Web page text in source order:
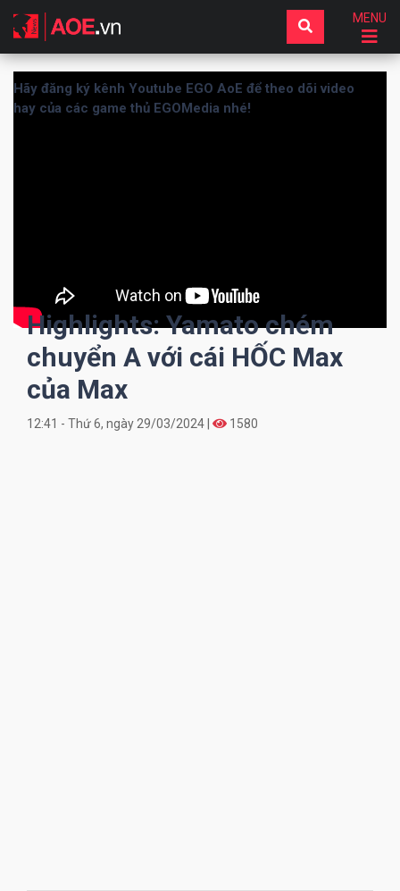
MENU
Hãy đăng ký kênh Youtube EGO AoE để theo dõi video
hay của các game thủ EGOMedia nhé!
Highlights: Yamato chém
chuyển A với cái HỐC Max
của Max
12:41 - Thứ 6, ngày 29/03/2024 | 1580